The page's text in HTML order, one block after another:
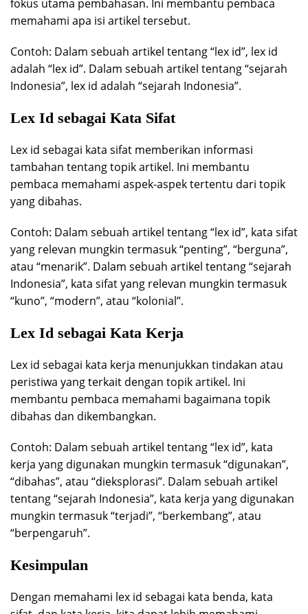
fokus utama pembahasan. Ini membantu pembaca
memahami apa isi artikel tersebut.
Contoh: Dalam sebuah artikel tentang “lex id”, lex id
adalah “lex id”. Dalam sebuah artikel tentang “sejarah
Indonesia”, lex id adalah “sejarah Indonesia”.
Lex Id sebagai Kata Sifat
Lex id sebagai kata sifat memberikan informasi
tambahan tentang topik artikel. Ini membantu
pembaca memahami aspek-aspek tertentu dari topik
yang dibahas.
Contoh: Dalam sebuah artikel tentang “lex id”, kata sifat
yang relevan mungkin termasuk “penting”, “berguna”,
atau “menarik”. Dalam sebuah artikel tentang “sejarah
Indonesia”, kata sifat yang relevan mungkin termasuk
“kuno”, “modern”, atau “kolonial”.
Lex Id sebagai Kata Kerja
Lex id sebagai kata kerja menunjukkan tindakan atau
peristiwa yang terkait dengan topik artikel. Ini
membantu pembaca memahami bagaimana topik
dibahas dan dikembangkan.
Contoh: Dalam sebuah artikel tentang “lex id”, kata
kerja yang digunakan mungkin termasuk “digunakan”,
“dibahas”, atau “dieksplorasi”. Dalam sebuah artikel
tentang “sejarah Indonesia”, kata kerja yang digunakan
mungkin termasuk “terjadi”, “berkembang”, atau
“berpengaruh”.
Kesimpulan
Dengan memahami lex id sebagai kata benda, kata